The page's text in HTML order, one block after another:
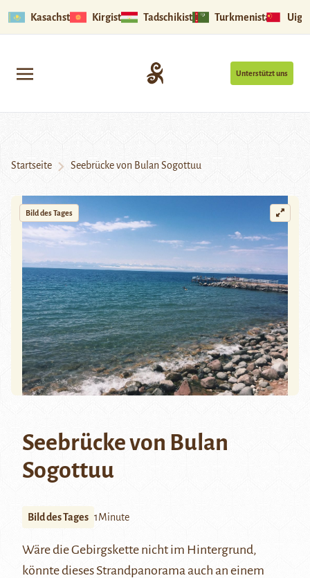
Kasachstan Kirgistan Tadschikistan Turkmenistan
Unterstützt uns
Startseite Seebrücke von Bulan Sogottuu
Bild des Tages
Seebrücke von Bulan
Sogottuu
Bild des Tages 1Minute
Wäre die Gebirgskette nicht im Hintergrund,
könnte dieses Strandpanorama auch an einem